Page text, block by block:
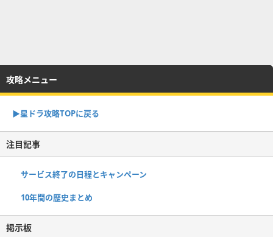
攻略メニュー
▶︎星ドラ攻略TOPに戻る
注目記事
サービス終了の日程とキャンペーン
10年間の歴史まとめ
掲示板